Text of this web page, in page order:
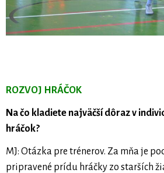
ROZVOJ HRÁČOK
Na čo kladiete najväčší dôraz v
hráčok?
MJ: Otázka pre trénerov. Za mňa je
pripravené prídu hráčky zo starších